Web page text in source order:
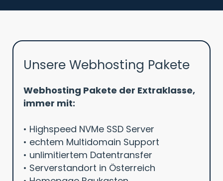
Unsere Webhosting Pakete
Webhosting Pakete der Extraklasse,
immer mit:
• Highspeed NVMe SSD Server
• echtem Multidomain Support
• unlimitiertem Datentransfer
• Serverstandort in Österreich